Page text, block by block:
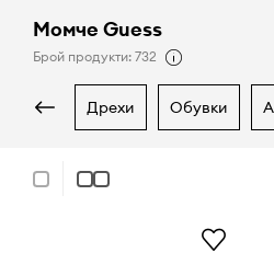
Момче Guess
Брой продукти: 732
дрехи обувки